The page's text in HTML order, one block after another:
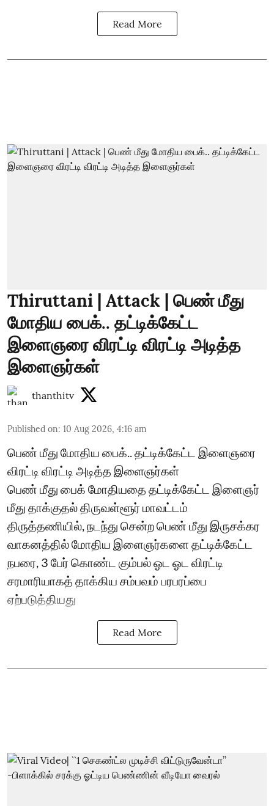
Read More
Thiruttani | Attack | பெண் மீது
மோதிய பைக்.. தட்டிக்கேட்ட
இளைஞரை விரட்டி விரட்டி அடித்த
இளைஞர்கள்
thanthitv
Published on: 10 Aug 2026, 4:16 am
பெண் மீது மோதிய பைக்.. தட்டிக்கேட்ட இளைஞரை
விரட்டி விரட்டி அடித்த இளைஞர்கள்
பெண் மீது பைக் மோதியதை தட்டிக்கேட்ட இளைஞர்
மீது தாக்குதல் திருவள்ளூர் மாவட்டம்
திருத்தணியில், நடந்து சென்ற பெண் மீது இருசக்கர
வாகனத்தில் மோதிய இளைஞர்களை தட்டிக்கேட்ட
நபரை, 3 பேர் கொண்ட கும்பல் ஓட ஓட விரட்டி
சரமாரியாகத் தாக்கிய சம்பவம் பரபரப்பை
ஏற்படுத்தியது
Read More